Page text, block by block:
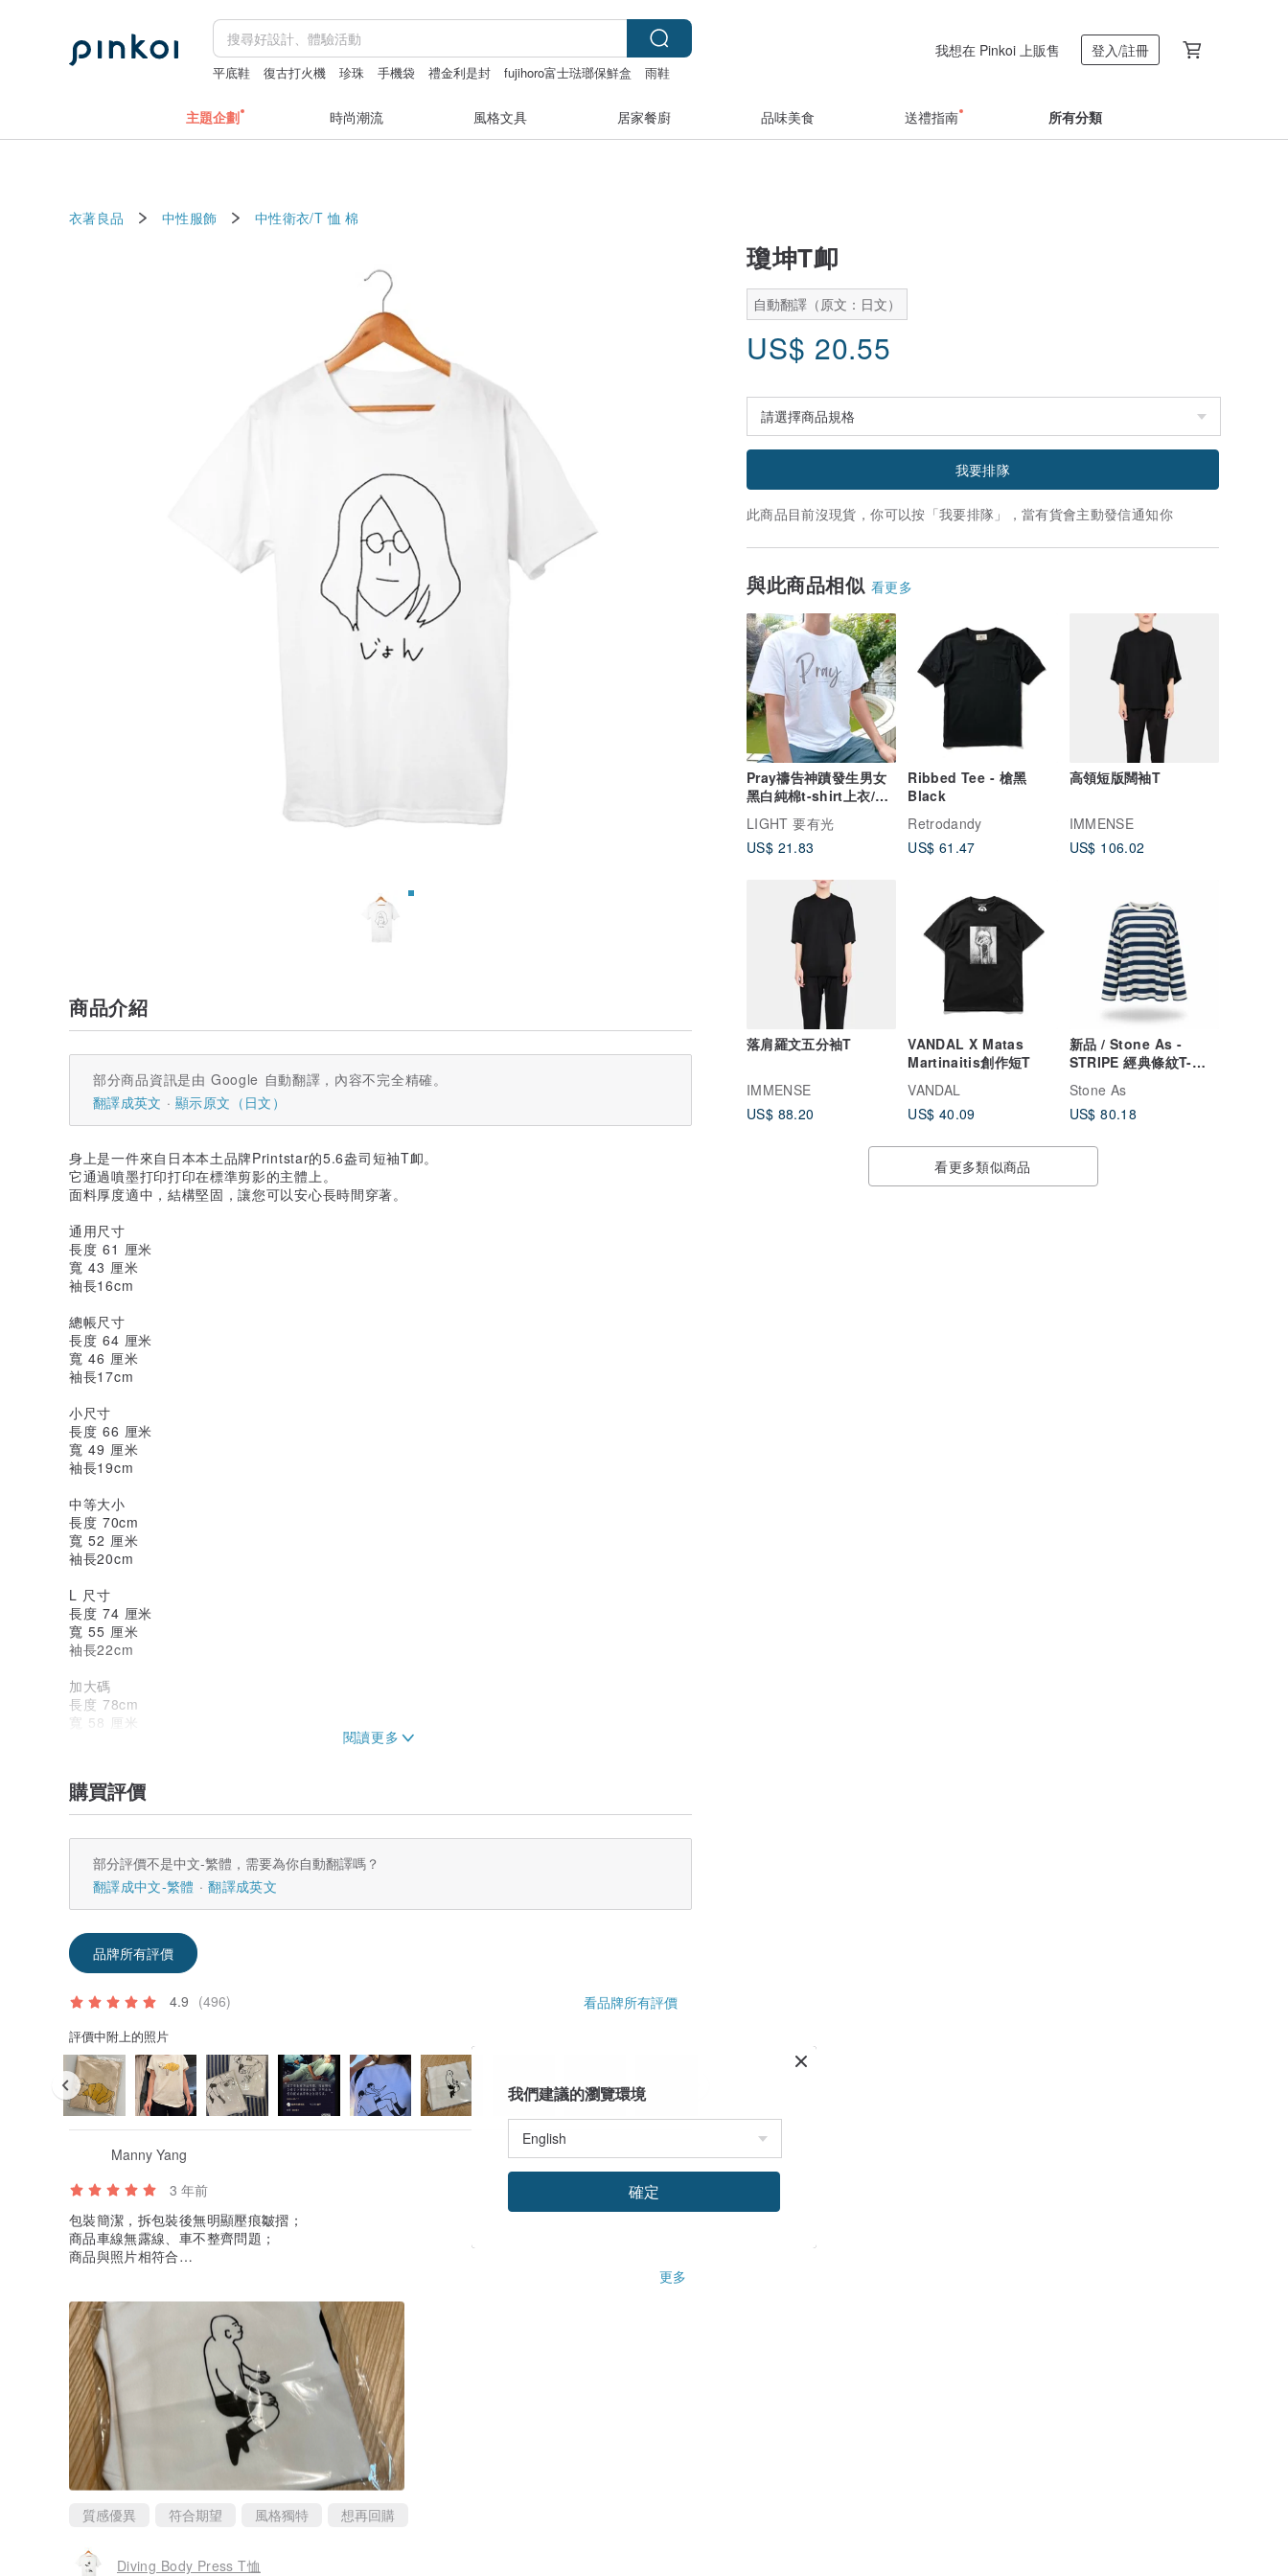
平底鞋 復古打火機 珍珠 手機袋 禮金利是封 fujihoro富士琺瑯保鮮盒
雨鞋
我想在 Pinkoi 上販售 登入/註冊
主題企劃 時尚潮流 風格文具 居家餐廚 品味美食 送禮指南 所有分類
衣著良品 中性服飾 中性衛衣/T 恤 棉
瓊坤T卹
自動翻譯（原文：日文）
US$ 20.55
我要排隊
此商品目前沒現貨，你可以按「我要排隊」，當有貨會主動發信通知你
與此商品相似 看更多
Pray禱告神蹟發生男女
黑白純棉t-shirt上衣/基
督教/福音/受洗禮物
LIGHT 要有光
US$ 21.83
Ribbed Tee - 槍黑
Black
Retrodandy
US$ 61.47
高領短版闊袖T
IMMENSE
US$ 106.02
落肩羅文五分袖T
IMMENSE
US$ 88.20
VANDAL X Matas
Martinaitis創作短T
VANDAL
US$ 40.09
新品 / Stone As -
STRIPE 經典條紋T-
Shirt
Stone As
US$ 80.18
看更多類似商品
商品介紹
部分商品資訊是由 Google 自動翻譯，內容不完全精確。
翻譯成英文
顯示原文（日文）
身上是一件來自日本本土品牌Printstar的5.6盎司短袖T卹。
它通過噴墨打印打印在標準剪影的主體上。
面料厚度適中，結構堅固，讓您可以安心長時間穿著。
通用尺寸
長度 61 厘米
寬 43 厘米
袖長16cm
總帳尺寸
長度 64 厘米
寬 46 厘米
袖長17cm
小尺寸
長度 66 厘米
寬 49 厘米
袖長19cm
中等大小
長度 70cm
寬 52 厘米
袖長20cm
L 尺寸
長度 74 厘米
寬 55 厘米
袖長22cm
加大碼
長度 78cm
寬 58 厘米
* 與所示尺寸可能存在約 1 至 2 厘米的誤差。
*購買前請仔細檢查尺寸。
購買評價
部分評價不是中文-繁體，需要為你自動翻譯嗎？
翻譯成中文-繁體
翻譯成英文
品牌所有評價
4.9 (496) 看品牌所有評價
評價中附上的照片
Manny Yang
3 年前
包裝簡潔，拆包裝後無明顯壓痕皺摺；
商品車線無露線、車不整齊問題；
商品與照片相符合
更多
質感優異 符合期望 風格獨特 想再回購
Diving Body Press T恤
我們建議的瀏覽環境
確定